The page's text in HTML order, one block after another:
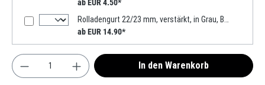
ab EUR 4.50*
Rolladengurt 22/23 mm, verstärkt, in Grau, Beige, 50m, Verstärkte-Ausführung MADE IN GERMANY
ab EUR 14.90*
Produkt Anzahl: Gib den gewünschten Wert ein
In den Warenkorb